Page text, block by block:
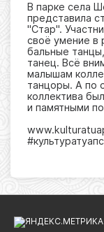
В парке села
представила
"Стар".
своё умение в
бальные
танец. Всё
малышам
танцоры. А по
коллектива
и памятными